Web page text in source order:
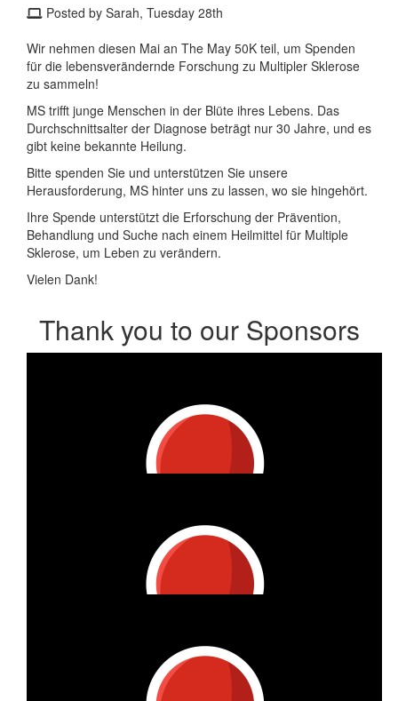
Posted by Sarah, Tuesday 28th
Wir nehmen diesen Mai an The May 50K teil, um Spenden
für die lebensverändernde Forschung zu Multipler Sklerose
zu sammeln!
MS trifft junge Menschen in der Blüte ihres Lebens. Das
Durchschnittsalter der Diagnose beträgt nur 30 Jahre, und es
gibt keine bekannte Heilung.
Bitte spenden Sie und unterstützen Sie unsere
Herausforderung, MS hinter uns zu lassen, wo sie hingehört.
Ihre Spende unterstützt die Erforschung der Prävention,
Behandlung und Suche nach einem Heilmittel für Multiple
Sklerose, um Leben zu verändern.
Vielen Dank!
Thank you to our Sponsors